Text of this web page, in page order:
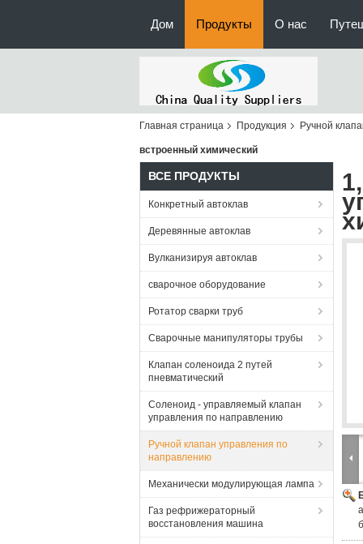
Дом Продукты О нас
Главная страница Продукция Ручной
встроенный химический
ВСЕ ПРОДУКТЫ
Конкретный автоклав
Деревянные автоклав
Вулканизируя автоклав
сварочное оборудование
Ротатор сварки труб
Сварочные манипуляторы трубы
Клапан соленоида 2 путей
пневматический
Соленоид - управляемый клапан
управления по направлению
Ручной клапан управления по
направлению
Механически модулирующая лампа
Газ рефрижераторный
восстановления машина